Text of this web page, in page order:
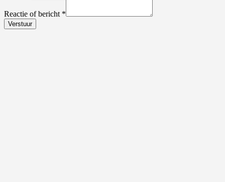
Reactie of bericht *
Verstuur